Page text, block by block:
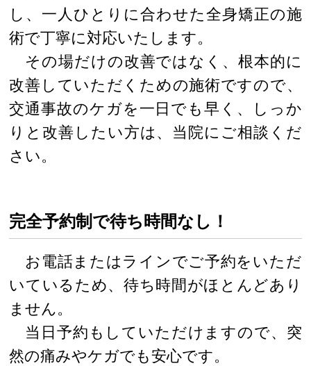
し、一人ひとりに合わせた全身矯正の施
術で丁寧に対応いたします。
その場だけの改善ではなく、根本的に
改善していただくための施術ですので、
交通事故のケガを一日でも早く、しっか
りと改善したい方は、当院にご相談くだ
さい。
完全予約制で待ち時間なし！
お電話またはラインでご予約をいただ
いているため、待ち時間がほとんどあり
ません。
当日予約もしていただけますので、突
然の痛みやケガでも安心です。